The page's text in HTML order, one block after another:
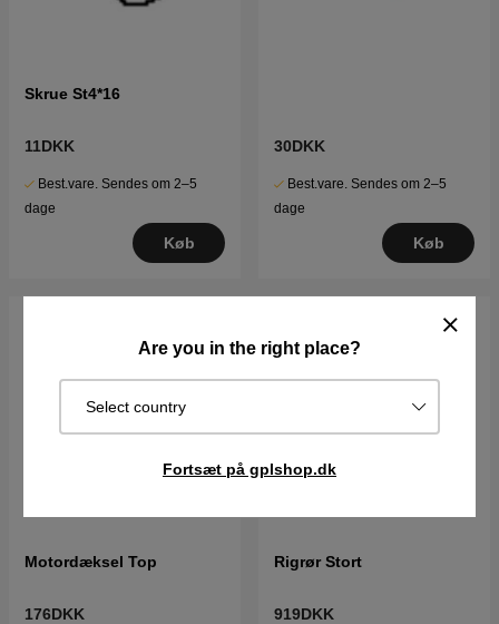
Are you in the right place?
Select country
Fortsæt på gplshop.dk
Skrue St4*16
11DKK
Best.vare. Sendes om 2–5
dage
Køb
30DKK
Best.vare. Sendes om 2–5
dage
Køb
Motordæksel Top
176DKK
Rigrør Stort
919DKK